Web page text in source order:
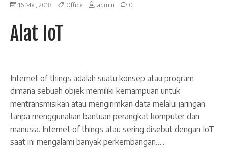
16 Mei, 2018 Office admin 0
Alat IoT
Internet of things adalah suatu konsep atau program
dimana sebuah objek memiliki kemampuan untuk
mentransmisikan atau mengirimkan data melalui jaringan
tanpa menggunakan bantuan perangkat komputer dan
manusia. Internet of things atau sering disebut dengan IoT
saat ini mengalami banyak perkembangan…..